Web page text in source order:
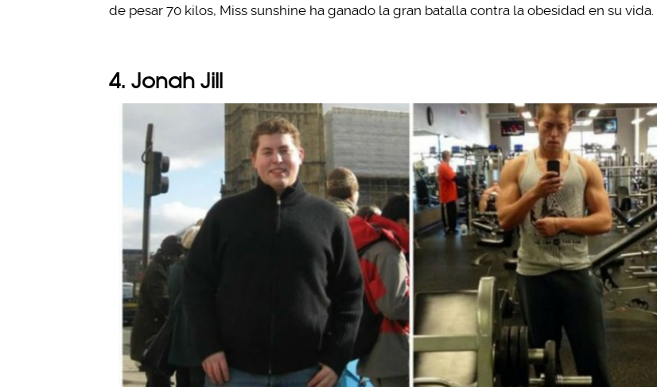
de pesar 70 kilos, Miss sunshine ha ganado la gran batalla contra la obesidad en su vida.
4. Jonah Jill